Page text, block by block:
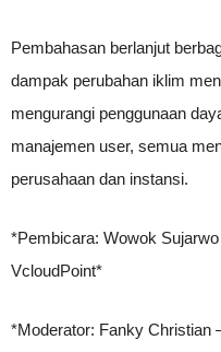
Pembahasan berlanjut
dampak perubahan iklim
mengurangi penggunaan
manajemen user, semua
perusahaan dan instansi.
*Pembicara: Wowok
VcloudPoint*
*Moderator: Fanky Christian